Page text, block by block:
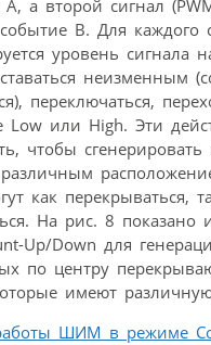
а второй сигнал
B. Для каждого
уровень
неизменным
переключаться,
Low или High. Эти
чтобы
различным
как перекрываться,
На рис. 8 показано
Up/Down для
по центру
имеют